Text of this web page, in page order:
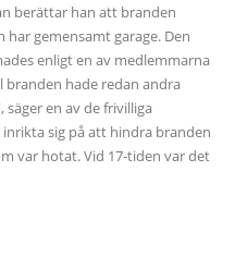
berättar han att branden
gemensamt garage. Den
enligt en av medlemmarna
branden hade redan andra
en av de frivilliga
sig på att hindra branden
var hotat. Vid 17-tiden var det